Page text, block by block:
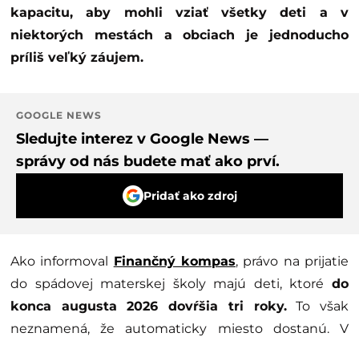
kapacitu, aby mohli vziať všetky deti a v
niektorých mestách a obciach je jednoducho
príliš veľký záujem.
GOOGLE NEWS
Sledujte interez v Google News —
správy od nás budete mať ako prví.
Pridať ako zdroj
Ako informoval Finančný kompas, právo na prijatie
do spádovej materskej školy majú deti, ktoré do
konca augusta 2026 dovŕšia tri roky.To však
neznamená, že automaticky miesto dostanú. V